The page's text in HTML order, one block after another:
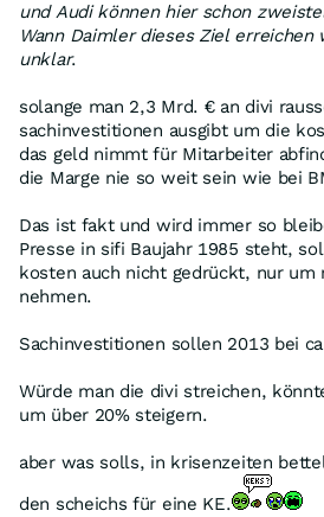
und Audi können hier schon
Wann Daimler dieses Ziel
unklar.
solange man 2,3 Mrd. € an divi
sachinvestitionen ausgibt um die
das geld nimmt für Mitarbeiter
die Marge nie so weit sein wie bei
Das ist fakt und wird immer so
Presse in sifi Baujahr 1985 steht,
kosten auch nicht gedrückt, nur um
nehmen.
Sachinvestitionen sollen 2013 bei
Würde man die divi streichen,
um über 20% steigern.
aber was solls, in krisenzeiten
den scheichs für eine KE.